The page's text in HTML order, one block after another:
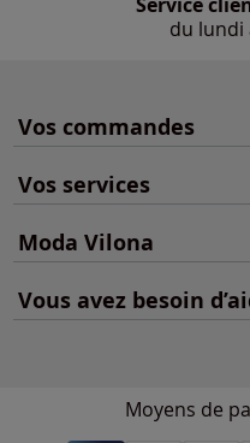
du lundi
Vos commandes
Vos services
Moda Vilona
Vous avez besoin
Moyens de